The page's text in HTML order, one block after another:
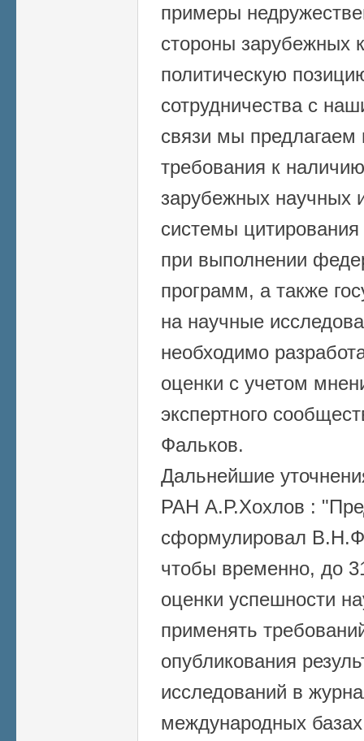
примеры
стороны зарубежных
политическую
сотрудничества с
связи мы предлагаем
требования к
зарубежных научных
системы
при выполнении
программ, а также
на научные
необходимо
оценки с учетом
экспертного
Фальков.
Дальнейшие
РАН А.Р.Хохлов : "
сформулировал
чтобы временно, до
оценки успешности
применять
опубликования
исследований в
международных